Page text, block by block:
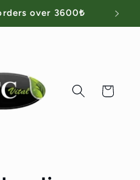
over 3600₺
Cart